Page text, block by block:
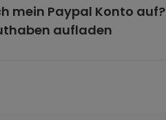
mein Paypal Konto auf?
aufladen